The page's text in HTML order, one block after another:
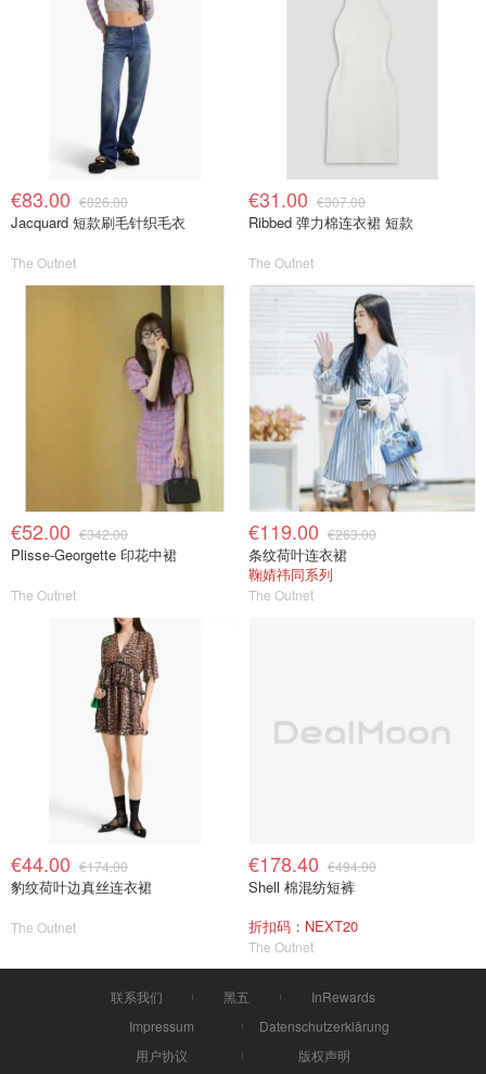
€83.00 €826.00
Jacquard 短款刷毛针织毛衣
The Outnet
€31.00 €307.00
Ribbed 弹力棉连衣裙 短款
The Outnet
€52.00 €342.00
Plisse-Georgette 印花中裙
The Outnet
€119.00 €263.00
条纹荷叶连衣裙
鞠婧祎同系列
The Outnet
€44.00 €174.00
豹纹荷叶边真丝连衣裙
The Outnet
€178.40 €494.00
Shell 棉混纺短裤
折扣码：NEXT20
The Outnet
联系我们 黑五
InRewards
Impressum
Datenschutzerklärung
用户协议
版权声明